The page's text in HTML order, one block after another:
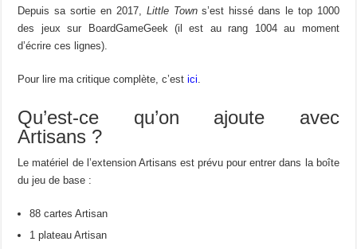
Depuis sa sortie en 2017, Little Towns’est hissé dans le top 1000
des jeux sur BoardGameGeek (il est au rang 1004 au moment
d’écrire ces lignes).
Pour lire ma critique complète, c’estici
Qu’est-ce qu’on ajoute avec
Artisans ?
Le matériel de l’extension Artisans est prévu pour entrer dans la boîte
du jeu de base :
88 cartes Artisan
1 plateau Artisan